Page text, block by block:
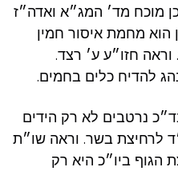
מוכח מד׳ המג״א ואדה״ז
הוא מחמת איסור חמין
חזו״ע ע׳ רצד.
להדיח כלים בחמים.
נרטבים לא רק הידים
לרחיצת בשר. וראה שו״ת
ביו״כ היא רק